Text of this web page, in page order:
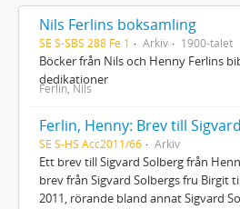
Nils Ferlins boksamling
SE S-SBS 288 Fe 1 Arkiv 1900-talet
Böcker från Nils och Henny Ferlins
dedikationer
Ferlin, Nils
Ferlin, Henny: Brev till
SE S-HS Acc2011/66 Arkiv
Ett brev till Sigvard Solberg från
brev från Sigvard Solbergs fru Birgit
2011, rörande bland annat Sigvard